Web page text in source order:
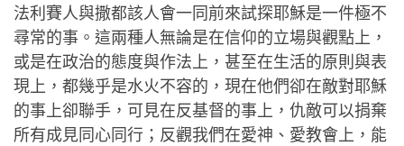
法利賽人與撒都該人會一同前來試探耶穌是一件極不
尋常的事。這兩種人無論是在信仰的立場與觀點上，
或是在政治的態度與作法上，甚至在生活的原則與表
現上，都幾乎是水火不容的，現在他們卻在敵對耶穌
的事上卻聯手，可見在反基督的事上，仇敵可以捐棄
所有成見同心同行；反觀我們在愛神、愛教會上，能